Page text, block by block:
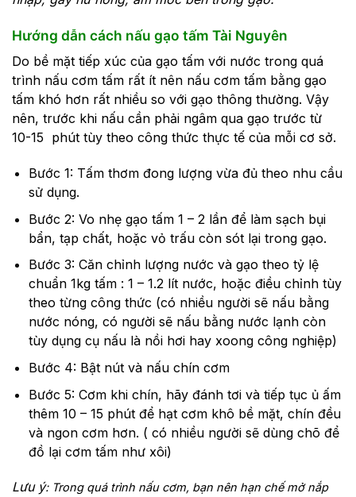
Hướng dẫn cách nấu gạo tấm Tài Nguyên
Do bề mặt tiếp xúc của gạo tấm với nước trong quá
trình nấu cơm tấm rất ít nên nấu cơm tấm bằng gạo
tấm khó hơn rất nhiều so với gạo thông thường. Vậy
nên, trước khi nấu cần phải ngâm qua gạo trước từ
10-15 phút tùy theo công thức thực tế của mỗi cơ sở.
Bước 1: Tấm thơm đong lượng vừa đủ theo nhu cầu
sử dụng.
Bước 2: Vo nhẹ gạo tấm 1 – 2 lần để làm sạch bụi
bẩn, tạp chất, hoặc vỏ trấu còn sót lại trong gạo.
Bước 3: Căn chỉnh lượng nước và gạo theo tỷ lệ
chuẩn 1kg tấm : 1 – 1.2 lít nước, hoặc điều chỉnh tùy
theo từng công thức (có nhiều người sẽ nấu bằng
nước nóng, có người sẽ nấu bằng nước lạnh còn
tùy dụng cụ nấu là nồi hơi hay xoong công nghiệp)
Bước 4: Bật nút và nấu chín cơm
Bước 5: Cơm khi chín, hãy đánh tơi và tiếp tục ủ ấm
thêm 10 – 15 phút để hạt cơm khô bề mặt, chín đều
và ngon cơm hơn. ( có nhiều người sẽ dùng chõ để
đồ lại cơm tấm như xôi)
Lưu ý: Trong quá trình nấu cơm, bạn nên hạn chế mở nắp